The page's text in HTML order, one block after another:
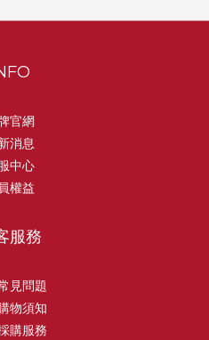
官網
消息
中心
權益
服務
見問題
物須知
購服務